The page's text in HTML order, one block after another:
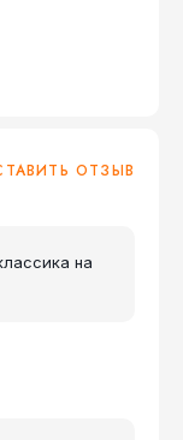
ОТЗЫВ
на